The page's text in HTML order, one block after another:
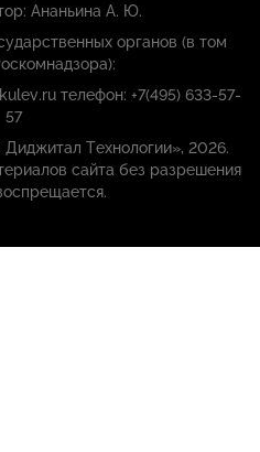
Ананьина А. Ю.
органов (в том
телефон: +7(495) 633-57-
57
Технологии», 2026.
сайта без разрешения